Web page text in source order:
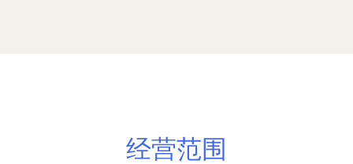
经营范围